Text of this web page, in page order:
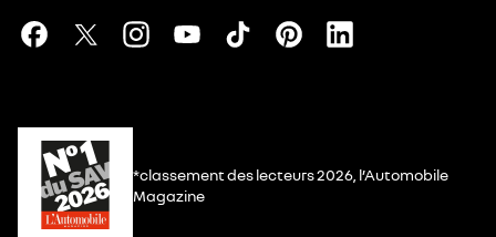
*classement des lecteurs 2026, l’Automobile
Magazine